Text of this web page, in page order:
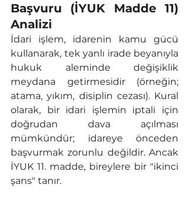
Başvuru (İYUK Madde 11)
Analizi
İdari işlem, idarenin kamu gücü
kullanarak, tek yanlı irade beyanıyla
hukuk aleminde değişiklik
meydana getirmesidir (örneğin;
atama, yıkım, disiplin cezası). Kural
olarak, bir idari işlemin iptali için
doğrudan dava açılması
mümkündür; idareye önceden
başvurmak zorunlu değildir. Ancak
İYUK 11. madde, bireylere bir "ikinci
şans" tanır.